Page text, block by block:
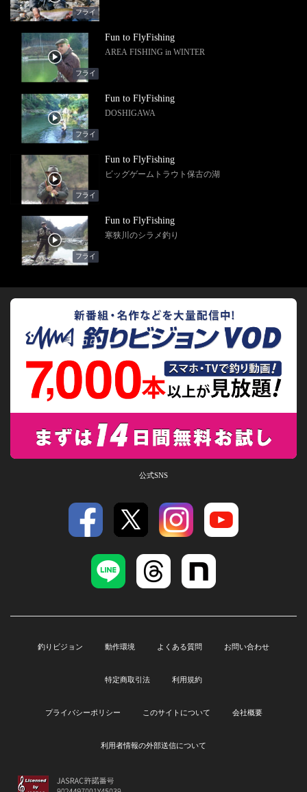
フライ
フライ
Fun to FlyFishing
AREA FISHING in WINTER
フライ
Fun to FlyFishing
DOSHIGAWA
フライ
Fun to FlyFishing
ビッグゲームトラウト保古の湖
フライ
Fun to FlyFishing
寒狭川のシラメ釣り
公式SNS
釣りビジョン 動作環境 よくある質問 お問い合わせ
特定商取引法 利用規約
プライバシーポリシー このサイトについて 会社概要
利用者情報の外部送信について